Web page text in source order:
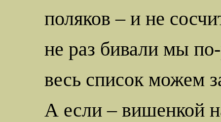
поляков – и не
не раз бивали мы
весь список можем
А если – вишенкой